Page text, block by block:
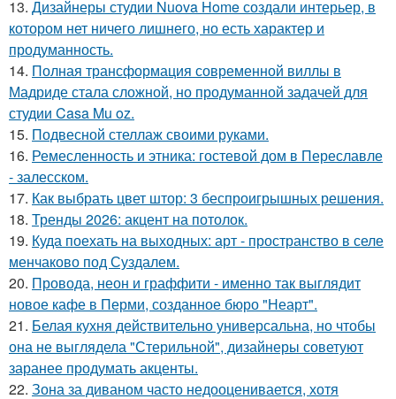
13. Дизайнеры студии Nuova Home создали интерьер, в
котором нет ничего лишнего, но есть характер и
продуманность.
14. Полная трансформация современной виллы в
Мадриде стала сложной, но продуманной задачей для
студии Casa Mu oz.
15. Подвесной стеллаж своими руками.
16. Ремесленность и этника: гостевой дом в Переславле
- залесском.
17. Как выбрать цвет штор: 3 беспроигрышных решения.
18. Тренды 2026: акцент на потолок.
19. Куда поехать на выходных: арт - пространство в селе
менчаково под Суздалем.
20. Провода, неон и граффити - именно так выглядит
новое кафе в Перми, созданное бюро "Неарт".
21. Белая кухня действительно универсальна, но чтобы
она не выглядела "Стерильной", дизайнеры советуют
заранее продумать акценты.
22. Зона за диваном часто недооценивается, хотя